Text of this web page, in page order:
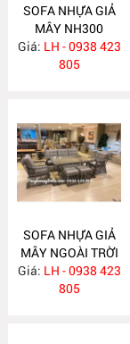
SOFA NHỰA GIẢ
MÂY NH300
Giá: LH - 0938 423
805
SOFA NHỰA GIẢ
MÂY NGOÀI TRỜI
NH297
Giá: LH - 0938 423
805